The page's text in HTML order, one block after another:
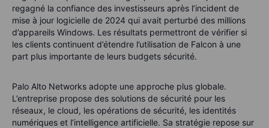
regagné la confiance des investisseurs après l’incident de
mise à jour logicielle de 2024 qui avait perturbé des millions
d’appareils Windows. Les résultats permettront de vérifier si
les clients continuent d’étendre l’utilisation de Falcon à une
part plus importante de leurs budgets sécurité.
Palo Alto Networks adopte une approche plus globale.
L’entreprise propose des solutions de sécurité pour les
réseaux, le cloud, les opérations de sécurité, les identités
numériques et l’intelligence artificielle. Sa stratégie repose sur